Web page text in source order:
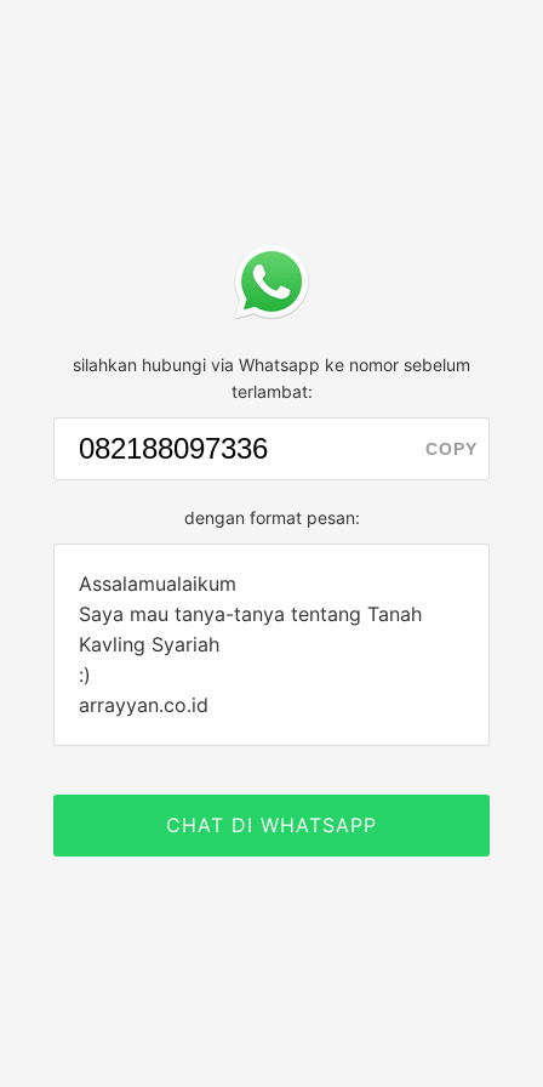
silahkan hubungi via Whatsapp ke nomor sebelum
terlambat:
COPY
dengan format pesan:
Assalamualaikum
Saya mau tanya-tanya tentang Tanah
Kavling Syariah
:)
arrayyan.co.id
CHAT DI WHATSAPP